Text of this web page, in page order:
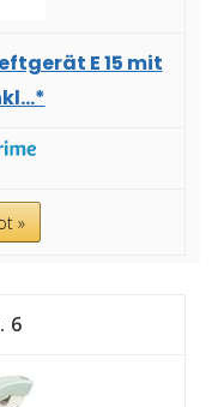
E 15 mit
»
6